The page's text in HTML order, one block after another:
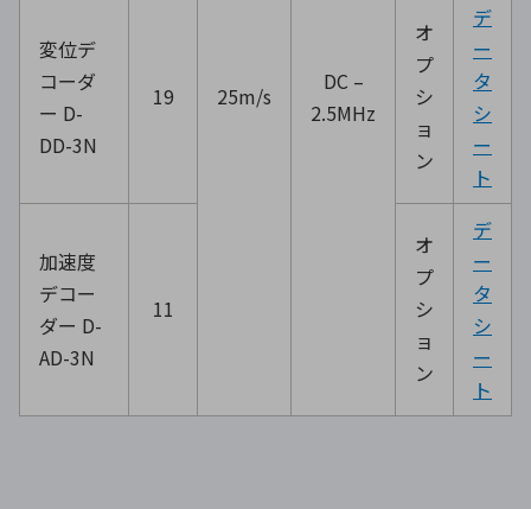
25m/s
DC –
2.5MHz
変位デ
コーダ
ー D-
DD-3N
19
オ
プ
シ
ョ
ン
デ
ー
タ
シ
ー
ト
加速度
デコー
ダー D-
AD-3N
11
オ
プ
シ
ョ
ン
デ
ー
タ
シ
ー
ト